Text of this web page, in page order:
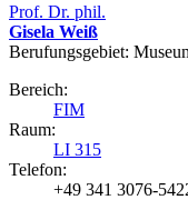
Prof. Dr. phil.
Gisela Weiß
Berufungsgebiet:
Bereich:
FIM
Raum:
LI 315
Telefon:
+49 341 3076-